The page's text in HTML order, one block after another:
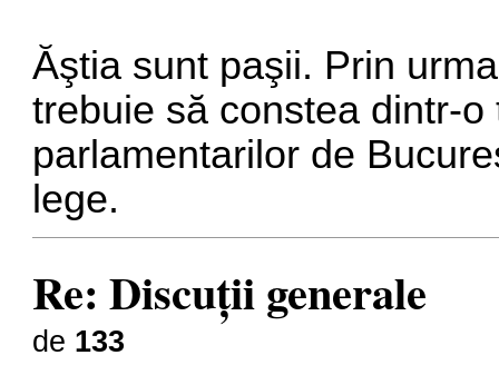
Ăştia sunt paşii. Prin
trebuie să constea dintr-
parlamentarilor de
lege.
Re: Discuţii generale
de 133